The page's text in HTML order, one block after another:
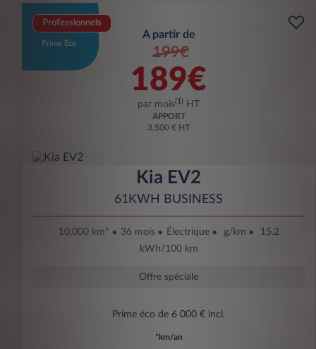
Professionnels
Prime Éco
A partir de
199€
189€
par mois(1) HT
APPORT
3.500 € HT
Kia EV2
61KWH BUSINESS
10,000 km* 36 mois Électrique g/km
15.2
kWh/100 km
Offre spéciale
Prime éco de 6 000 € incl.
*km/an